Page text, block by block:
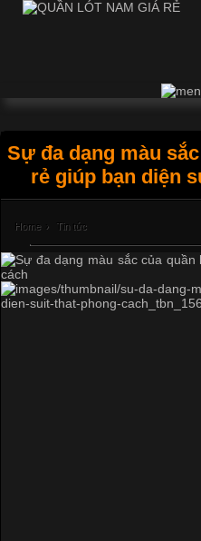
Sự đa dạng màu
rẻ giúp bạn diện
Home › Tin tức